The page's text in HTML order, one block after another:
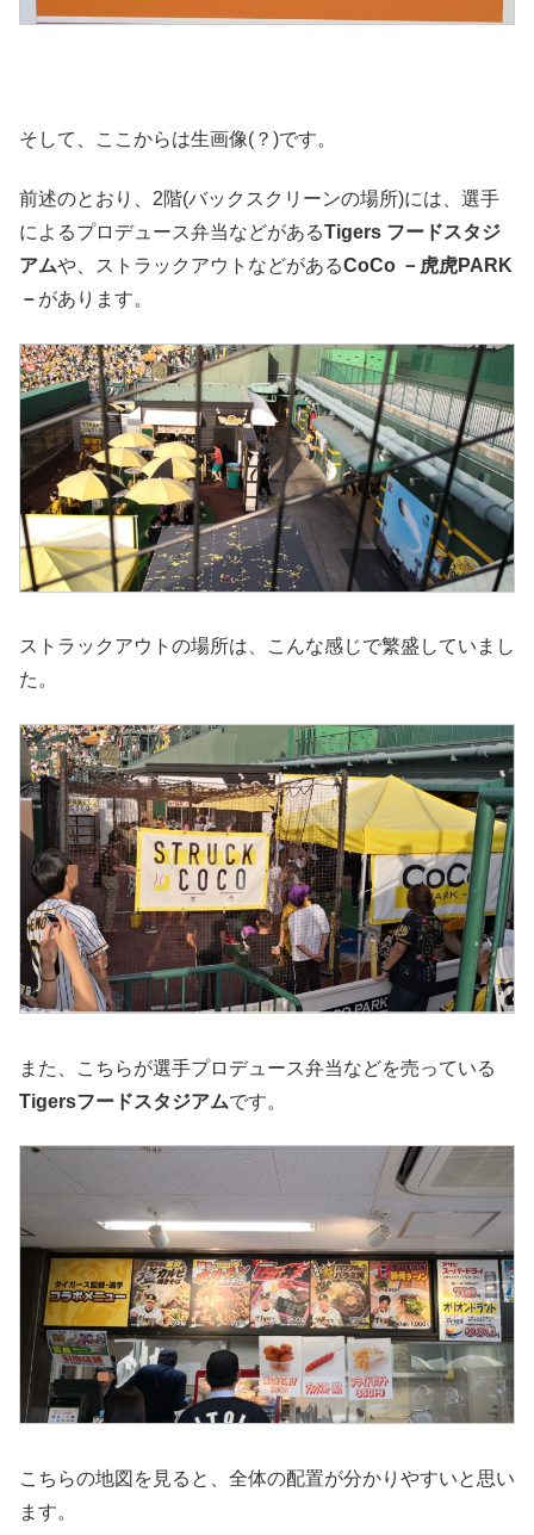
そして、ここからは生画像(？)です。
前述のとおり、2階(バックスクリーンの場所)には、選手
によるプロデュース弁当などがあるTigers フードスタジ
アムや、ストラックアウトなどがあるCoCo －虎虎PARK
－ があります。
ストラックアウトの場所は、こんな感じで繁盛していまし
た。
また、こちらが選手プロデュース弁当などを売っている
Tigersフードスタジアムです。
こちらの地図を見ると、全体の配置が分かりやすいと思い
ます。